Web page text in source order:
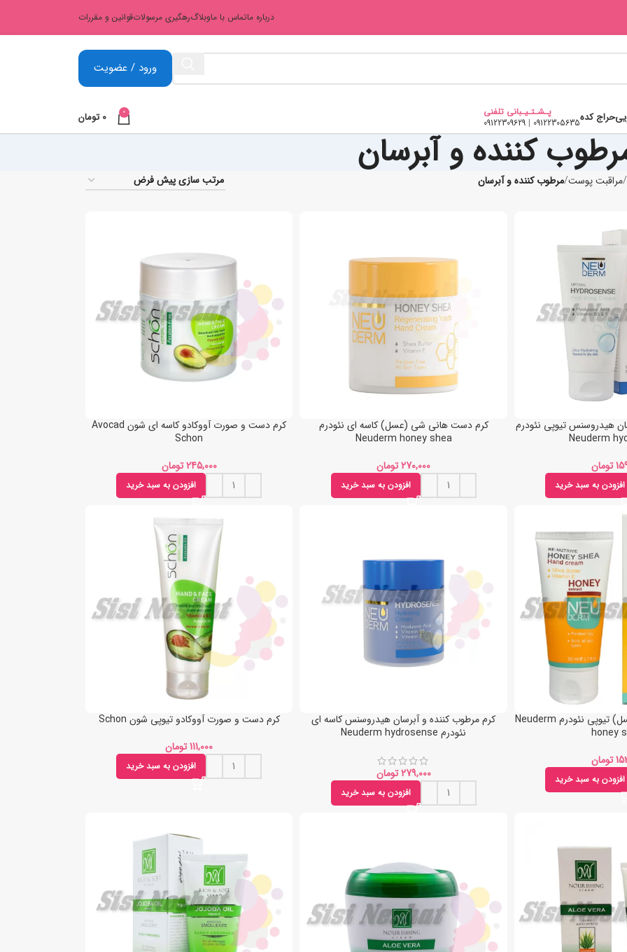
درباره ماتماس با ماوبلاگرهگیری مرسولاتقوانین و مقررات
ورود / عضویت
حراج کده
پـشـتـیـبانی تلفنی
09122305635
|
09122309629
0
0 تومان
کننده و آبرسان
مراقبت پوست مرطوب کننده و آبرسان
هیدروسنس تیوپی نئودرم
Neuderm
تومان
افزودن به سبد خرید
کرم دست هانی شی (عسل) کاسه ای نئودرم
Neuderm honey shea
تومان
افزودن به سبد خرید
کرم دست و صورت آووکادو کاسه ای شون Avocad
Schon
تومان
افزودن به سبد خرید
کرم دست هانی شی (عسل) تیوپی نئودرم Neuderm
honey
تومان
افزودن به سبد خرید
کرم مرطوب کننده و آبرسان هیدروسنس کاسه ای
نئودرم Neuderm hydrosense
تومان
افزودن به سبد خرید
کرم دست و صورت آووکادو تیوپی شون Schon
تومان
افزودن به سبد خرید